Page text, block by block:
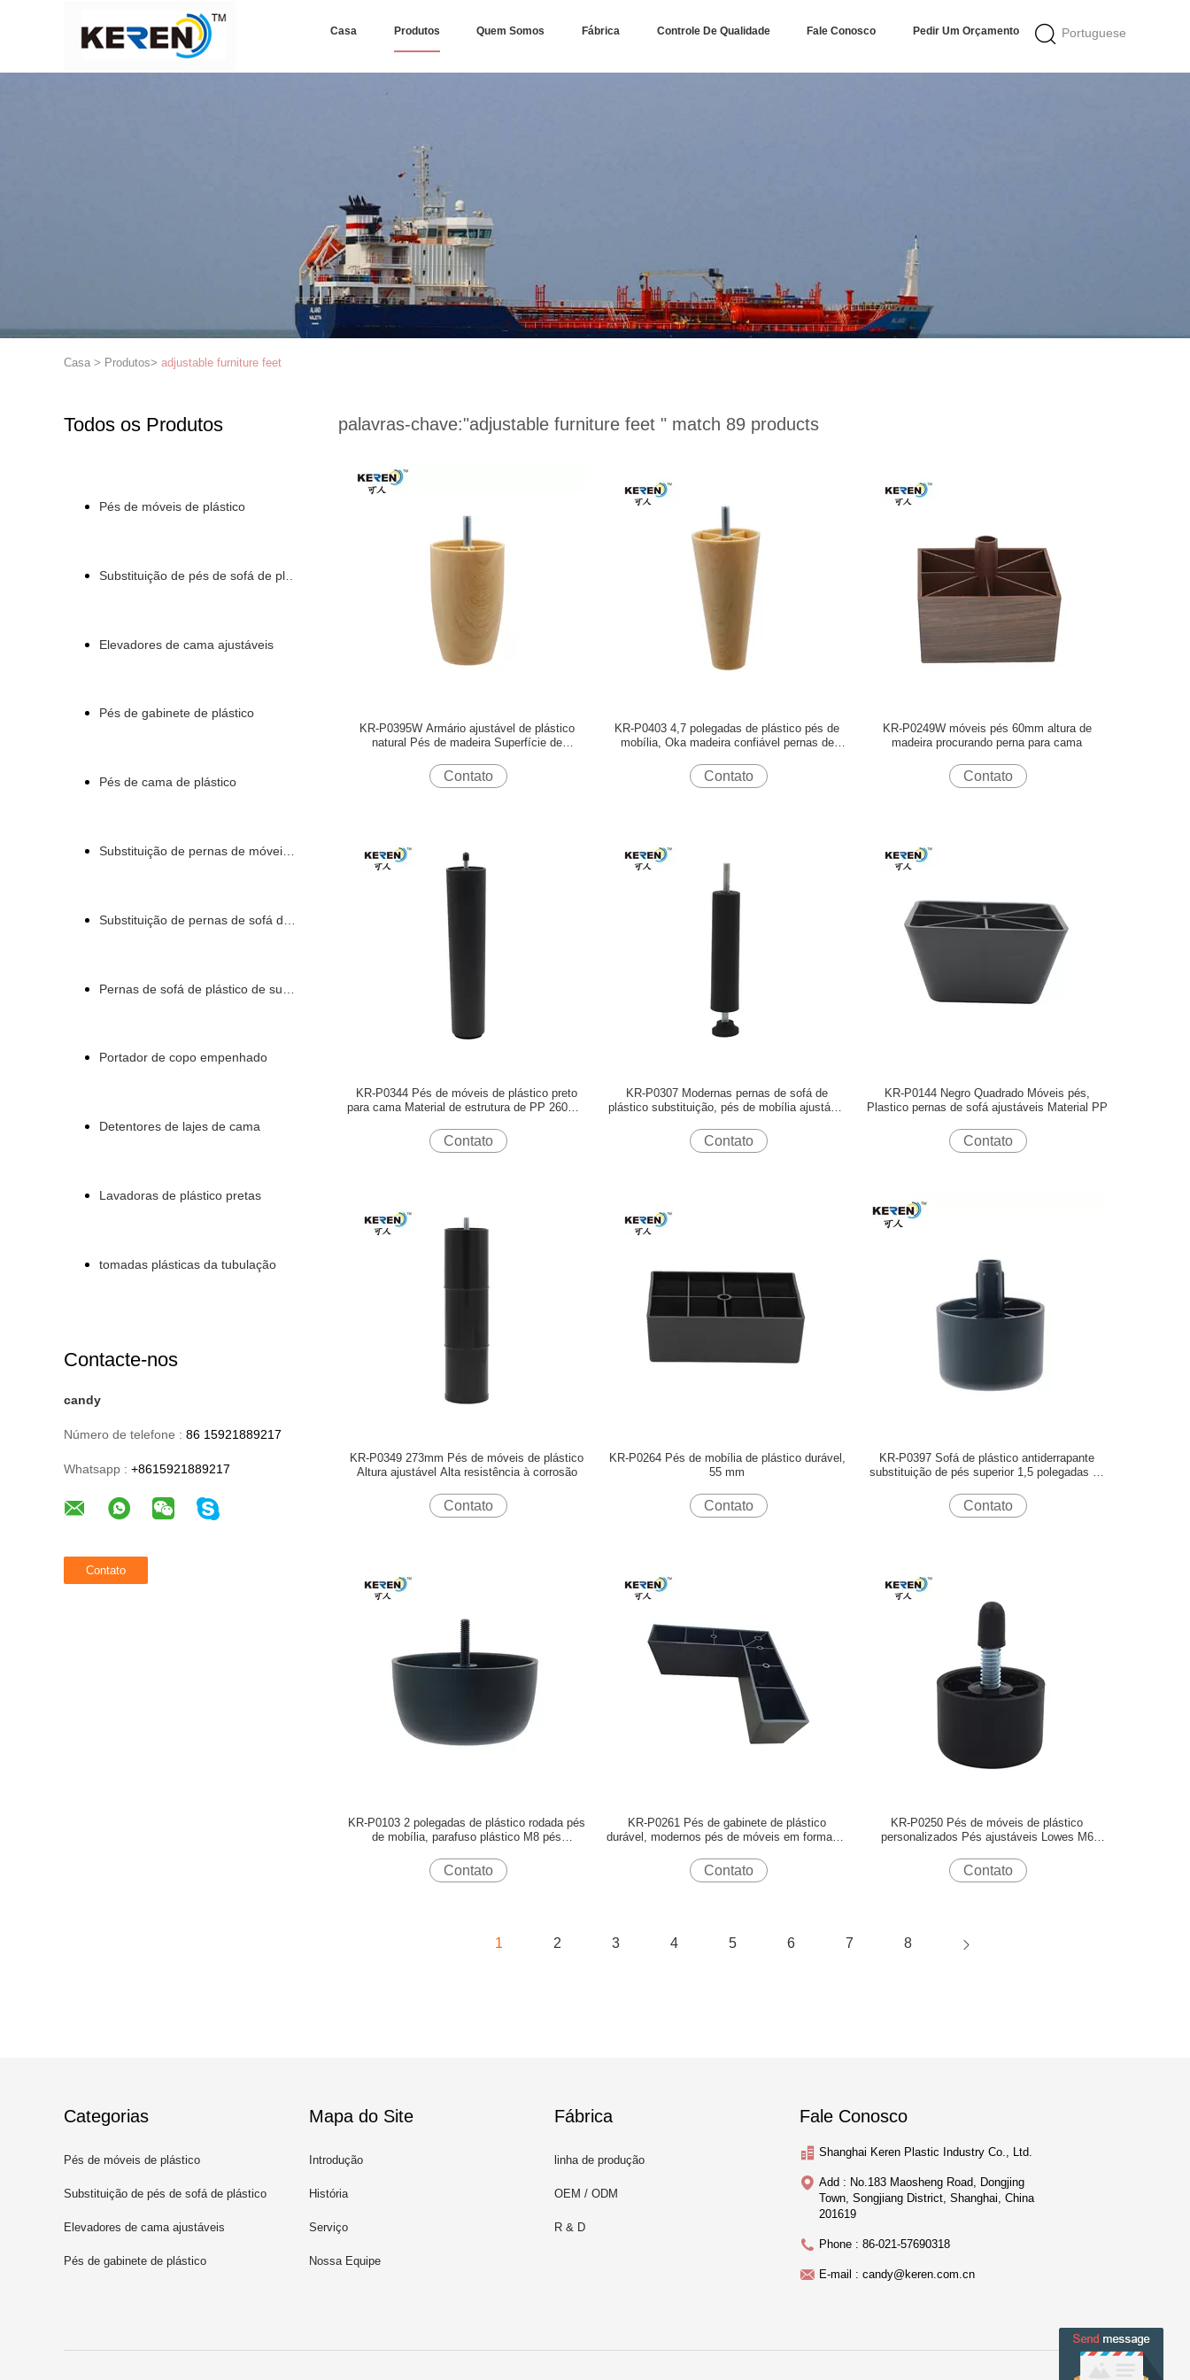
Portuguese
Casa Produtos Quem Somos Fábrica Controle De Qualidade Fale Conosco Pedir Um Orçamento
Casa > Produtos> adjustable furniture feet
Todos os Produtos
Pés de móveis de plástico
Substituição de pés de sofá de plástico
Elevadores de cama ajustáveis
Pés de gabinete de plástico
Pés de cama de plástico
Substituição de pernas de móveis de plástico
Substituição de pernas de sofá de plástico
Pernas de sofá de plástico de substituição
Portador de copo empenhado
Detentores de lajes de cama
Lavadoras de plástico pretas
tomadas plásticas da tubulação
Contacte-nos
candy
Número de telefone : 86 15921889217
Whatsapp : +8615921889217
palavras-chave:"adjustable furniture feet " match 89 products
KR-P0395W Armário ajustável de plástico
natural Pés de madeira Superfície de
Contato
KR-P0403 4,7 polegadas de plástico pés de
mobília, Oka madeira confiável pernas de
Contato
KR-P0249W móveis pés 60mm altura de
madeira procurando perna para cama
Contato
KR-P0344 Pés de móveis de plástico preto
para cama Material de estrutura de PP 260mm
Contato
KR-P0307 Modernas pernas de sofá de
plástico substituição, pés de mobília ajustável
Contato
KR-P0144 Negro Quadrado Móveis pés,
Plastico pernas de sofá ajustáveis Material PP
Contato
KR-P0349 273mm Pés de móveis de plástico
Altura ajustável Alta resistência à corrosão
Contato
KR-P0264 Pés de mobília de plástico durável,
55 mm
Contato
KR-P0397 Sofá de plástico antiderrapante
substituição de pés superior 1,5 polegadas de
Contato
KR-P0103 2 polegadas de plástico rodada pés
de mobília, parafuso plástico M8 pés
Contato
KR-P0261 Pés de gabinete de plástico
durável, modernos pés de móveis em forma de
Contato
KR-P0250 Pés de móveis de plástico
personalizados Pés ajustáveis Lowes M6
Contato
1 2 3 4 5 6 7 8
Categorias
Pés de móveis de plástico
Substituição de pés de sofá de plástico
Elevadores de cama ajustáveis
Pés de gabinete de plástico
Mapa do Site
Introdução
História
Serviço
Nossa Equipe
Fábrica
linha de produção
OEM / ODM
R & D
Fale Conosco
Shanghai Keren Plastic Industry Co., Ltd.
Add : No.183 Maosheng Road, Dongjing
Town, Songjiang District, Shanghai, China
201619
Phone : 86-021-57690318
E-mail : candy@keren.com.cn